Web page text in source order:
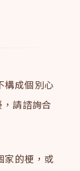
構成個別心
請諮詢合
家的梗，或